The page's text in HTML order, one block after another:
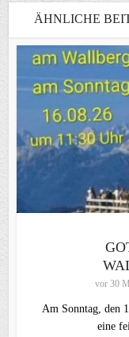
ÄHNLICHE
vor 30
Am Sonntag, den
eine